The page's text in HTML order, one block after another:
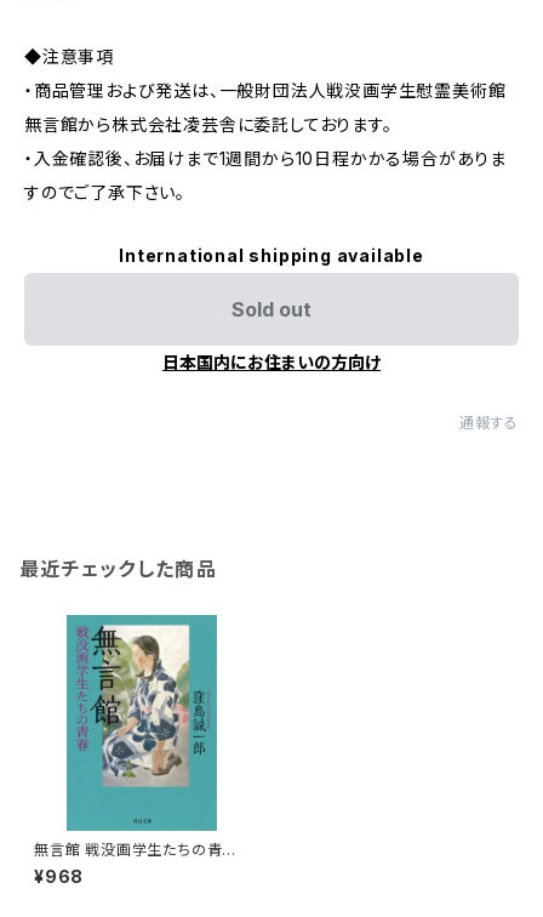
◆注意事項
・商品管理および発送は、一般財団法人戦没画学生慰霊美術館
無言館から株式会社凌芸舎に委託しております。
・入金確認後、お届けまで1週間から10日程かかる場合がありま
すのでご了承下さい。
International shipping available
Sold out
日本国内にお住まいの方向け
通報する
最近チェックした商品
無言館 戦没画学生たちの青春
(河出文庫) 窪島誠一郎
¥968